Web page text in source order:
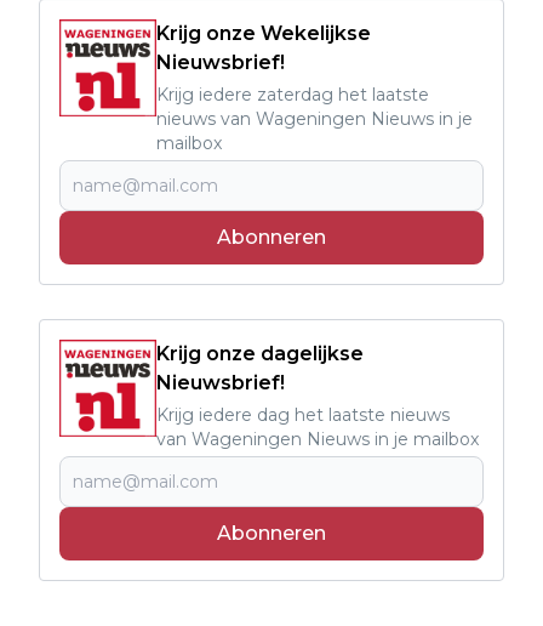
Krijg onze Wekelijkse
Nieuwsbrief!
Krijg iedere zaterdag het laatste
nieuws van Wageningen Nieuws in je
mailbox
Abonneren
Krijg onze dagelijkse
Nieuwsbrief!
Krijg iedere dag het laatste nieuws
van Wageningen Nieuws in je mailbox
Abonneren